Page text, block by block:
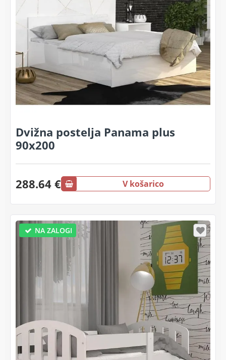
Dvižna postelja Panama plus
90x200
288.64 € V košarico
NA ZALOGI